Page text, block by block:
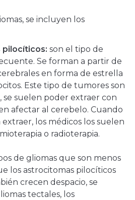
se incluyen los
son el tipo de
Se forman a partir de
en forma de estrella
Este tipo de tumores son
se suelen poder extraer con
afectar al cerebelo. Cuando
los médicos los suelen
o radioterapia.
de gliomas que son menos
los astrocitomas pilocíticos
crecen despacio, se
tectales, los